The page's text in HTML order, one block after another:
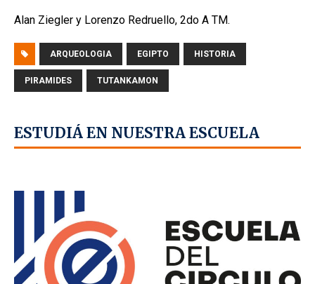
Alan Ziegler y Lorenzo Redruello, 2do A TM.
ARQUEOLOGIA EGIPTO HISTORIA
PIRAMIDES TUTANKAMON
ESTUDIÁ EN NUESTRA ESCUELA